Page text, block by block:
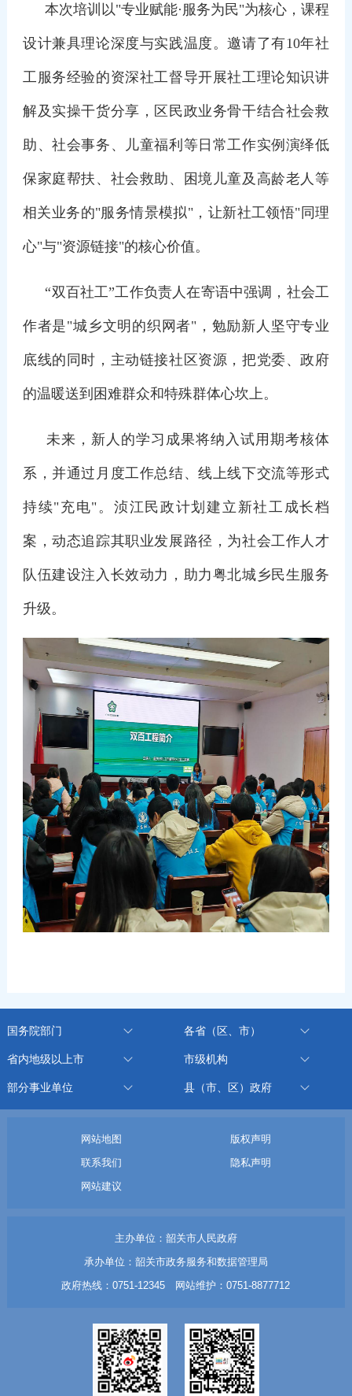
本次培训以"专业赋能·服务为民"为核心，课程
设计兼具理论深度与实践温度。邀请了有10年社
工服务经验的资深社工督导开展社工理论知识讲
解及实操干货分享，区民政业务骨干结合社会救
助、社会事务、儿童福利等日常工作实例演绎低
保家庭帮扶、社会救助、困境儿童及高龄老人等
相关业务的"服务情景模拟"，让新社工领悟"同理
心"与"资源链接"的核心价值。
“双百社工”工作负责人在寄语中强调，社会工
作者是"城乡文明的织网者"，勉励新人坚守专业
底线的同时，主动链接社区资源，把党委、政府
的温暖送到困难群众和特殊群体心坎上。
未来，新人的学习成果将纳入试用期考核体
系，并通过月度工作总结、线上线下交流等形式
持续"充电"。浈江民政计划建立新社工成长档
案，动态追踪其职业发展路径，为社会工作人才
队伍建设注入长效动力，助力粤北城乡民生服务
升级。
国务院部门 各省（区、市）
省内地级以上市 市级机构
部分事业单位 县（市、区）政府
网站地图
版权声明
联系我们
隐私声明
网站建议
主办单位：韶关市人民政府
承办单位：韶关市政务服务和数据管理局
政府热线：0751-12345 网站维护：0751-8877712